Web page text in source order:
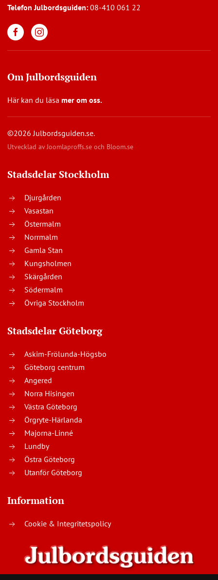
Telefon Julbordsguiden: 08-410 061 22
Om Julbordsguiden
Här kan du läsa mer om oss.
©2026 Julbordsguiden.se.
Utvecklad avJoomlaproffs.se och Bloom.se
Stadsdelar Stockholm
Djurgården
Vasastan
Östermalm
Norrmalm
Gamla Stan
Kungsholmen
Skärgården
Södermalm
Övriga Stockholm
Stadsdelar Göteborg
Askim-Frölunda-Högsbo
Göteborg centrum
Angered
Norra Hisingen
Västra Göteborg
Örgryte-Härlanda
Majorna-Linné
Lundby
Östra Göteborg
Utanför Göteborg
Information
Cookie & Integritetspolicy